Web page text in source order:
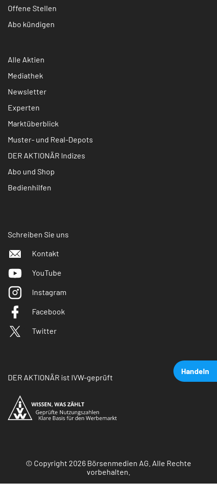
Handeln
Offene Stellen
Abo kündigen
Alle Aktien
Mediathek
Newsletter
Experten
Marktüberblick
Muster- und Real-Depots
DER AKTIONÄR Indizes
Abo und Shop
Bedienhilfen
Schreiben Sie uns
Kontakt
YouTube
Instagram
Facebook
Twitter
DER AKTIONÄR ist IVW-geprüft
© Copyright 2026 Börsenmedien AG. Alle Rechte
vorbehalten.